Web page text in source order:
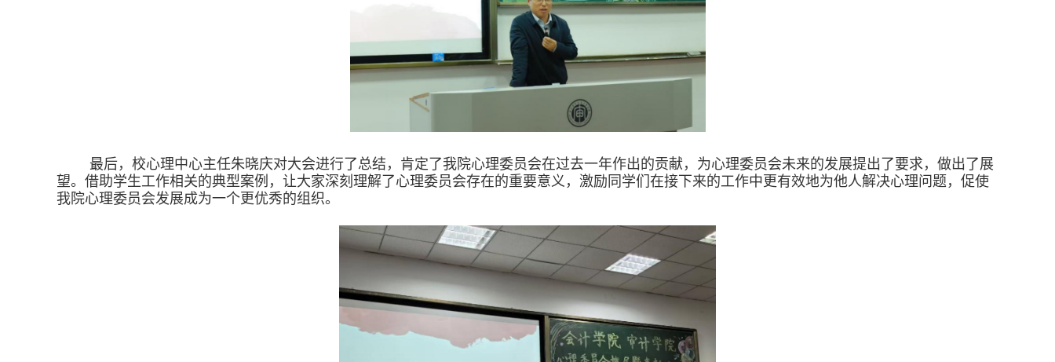
最后，校心理中心主任朱晓庆对大会进行了总结，肯定了我院心理委员会在过去一年作出的贡献，为心理委员会未来的发展提出了要求，做出了展
望。借助学生工作相关的典型案例，让大家深刻理解了心理委员会存在的重要意义，激励同学们在接下来的工作中更有效地为他人解决心理问题，促使
我院心理委员会发展成为一个更优秀的组织。